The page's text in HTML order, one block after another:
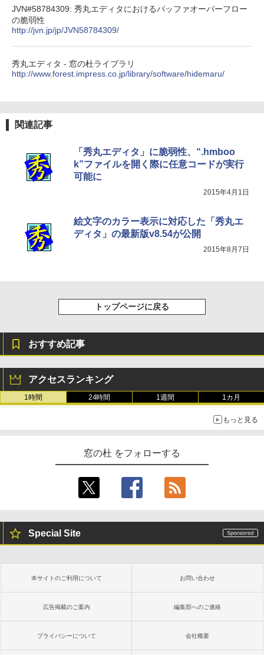
FM TOWNS ハイパー・カタログ: 本体ハ
ードウェア・市販ソフトウェアのパーフ
ェクトリストと最新エミュレータ紹介
￥1,600
New Amazon Kindle Scribe Colorsoft |
11インチカラーディスプレイ、64GBスト
レージ、ノート機能搭載、明るさ自動調
JVN#58784309: 秀丸エディタにおけるバッファオーバーフロー
の脆弱性
http://jvn.jp/jp/JVN58784309/
秀丸エディタ - 窓の杜ライブラリ
http://www.forest.impress.co.jp/library/software/hidemaru/
関連記事
「秀丸エディタ」に脆弱性、“.hmboo
k”ファイルを開く際に任意コードが実行
可能に
2015年4月1日
絵文字のカラー表示に対応した「秀丸エ
ディタ」の最新版v8.54が公開
2015年8月7日
トップページに戻る
おすすめ記事
アクセスランキング
1時間 24時間 1週間 1カ月
もっと見る
窓の杜 をフォローする
Special Site
本サイトのご利用について お問い合わせ
広告掲載のご案内 編集部へのご連絡
プライバシーについて 会社概要